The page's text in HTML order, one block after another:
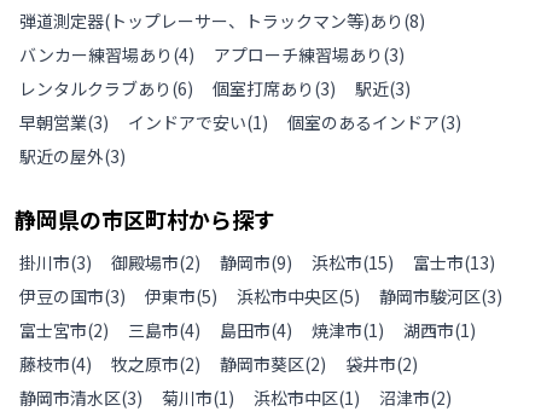
弾道測定器(トップレーサー、トラックマン等)あり (8)
バンカー練習場あり (4) アプローチ練習場あり (3)
レンタルクラブあり (6) 個室打席あり (3) 駅近(3)
早朝営業(3) インドアで安い(1) 個室のあるインドア(3)
駅近の屋外(3)
静岡県の市区町村から探す
掛川市(3) 御殿場市(2) 静岡市(9) 浜松市(15) 富士市(13)
伊豆の国市(3) 伊東市(5) 浜松市中央区(5) 静岡市駿河区(3)
富士宮市(2) 三島市(4) 島田市(4) 焼津市(1) 湖西市(1)
藤枝市(4) 牧之原市(2) 静岡市葵区(2) 袋井市(2)
静岡市清水区(3) 菊川市(1) 浜松市中区(1) 沼津市(2)